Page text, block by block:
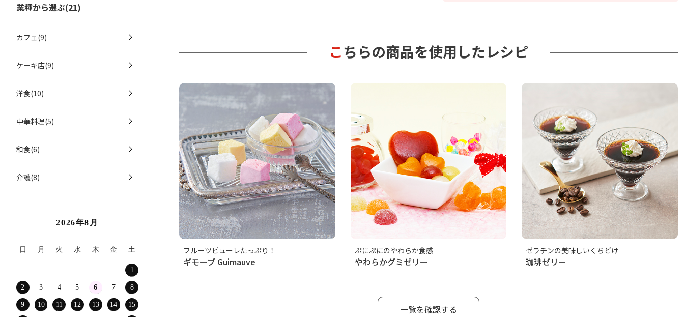
業種から選ぶ(21)
カフェ(9)
ケーキ店(9)
洋食(10)
中華料理(5)
和食(6)
介護(8)
2026年8月
日 月 火 水 木 金 土
1
2 3 4 5 6 7 8
9 10 11 12 13 14 15
こちらの商品を使用したレシピ
フルーツピューレたっぷり！
ギモーブ Guimauve
ぷにぷにのやわらか食感
やわらかグミゼリー
ゼラチンの美味しいくちどけ
珈琲ゼリー
一覧を確認する